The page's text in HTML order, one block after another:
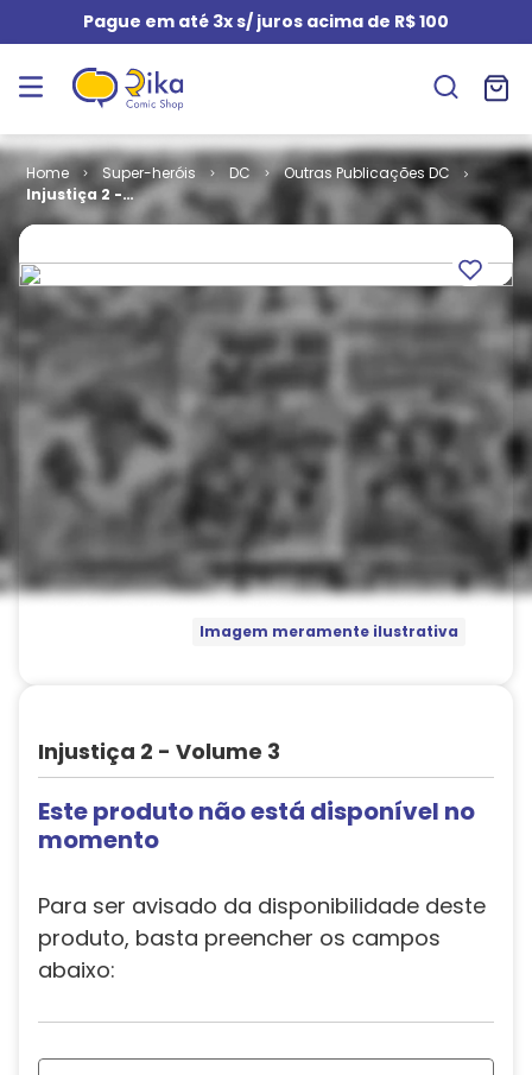
Pague em até 3x s/ juros acima de R$ 100
Super-heróis DC
Outras Publicações DC
Injustiça 2 -
Volume 3
Imagem meramente ilustrativa
Injustiça 2 - Volume 3
Este produto não está disponível no
momento
Para ser avisado da disponibilidade deste
produto, basta preencher os campos
abaixo: